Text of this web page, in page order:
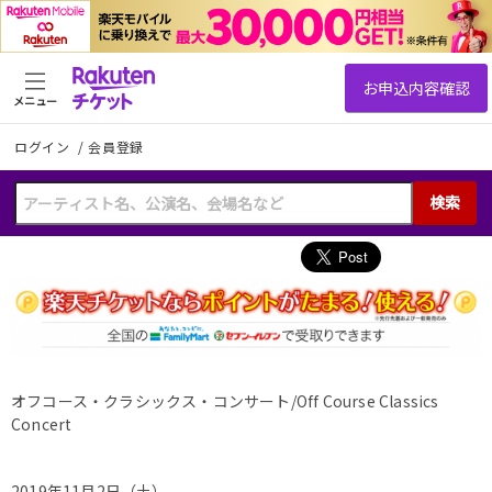
ログイン /会員登録
検索
メニュー
オフコース・クラシックス・コンサート/Off Course Classics
Concert